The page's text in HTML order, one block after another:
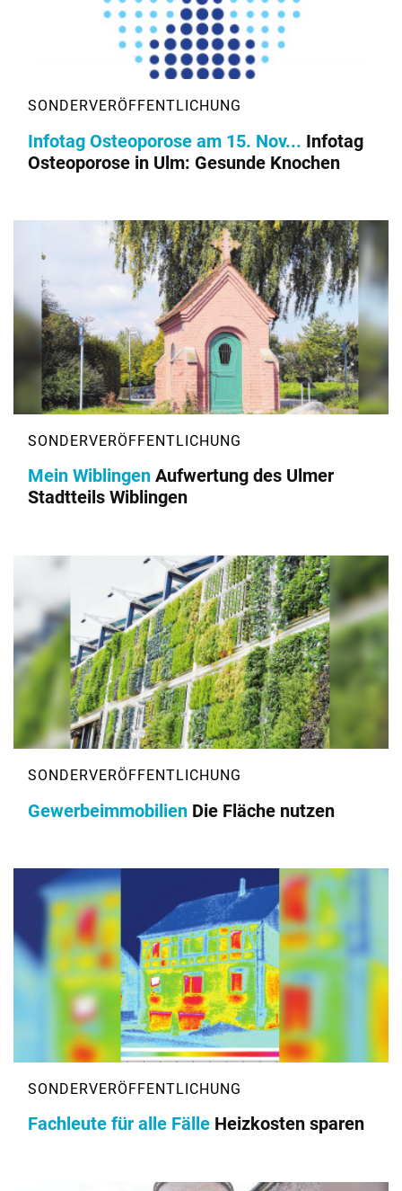
Infotag Osteoporose am 15. Nov... Infotag
Osteoporose in Ulm: Gesunde Knochen
Mein Wiblingen Aufwertung des Ulmer
Stadtteils Wiblingen
Gewerbeimmobilien Die Fläche nutzen
Fachleute für alle Fälle Heizkosten sparen